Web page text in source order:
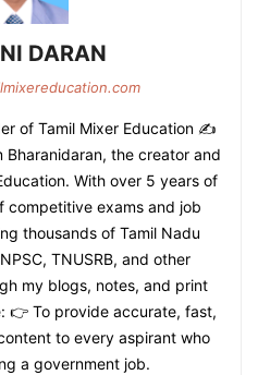
DARAN
of Tamil Mixer Education ✍️
Bharanidaran, the creator and
With over 5 years of
competitive exams and job
thousands of Tamil Nadu
TNUSRB, and other
my blogs, notes, and print
👉 To provide accurate, fast,
to every aspirant who
a government job.